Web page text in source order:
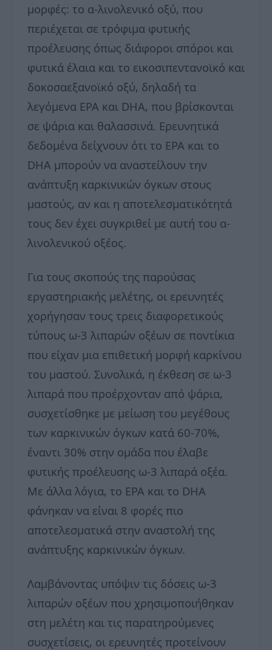
μορφές: το α-λινολενικό οξύ, που
περιέχεται σε τρόφιμα φυτικής
προέλευσης όπως διάφοροι σπόροι και
φυτικά έλαια και το εικοσιπεντανοϊκό και
δοκοσαεξανοϊκό οξύ, δηλαδή τα
λεγόμενα EPA και DHA, που βρίσκονται
σε ψάρια και θαλασσινά. Ερευνητικά
δεδομένα δείχνουν ότι το EPA και το
DHA μπορούν να αναστείλουν την
ανάπτυξη καρκινικών όγκων στους
μαστούς, αν και η αποτελεσματικότητά
τους δεν έχει συγκριθεί με αυτή του α-
λινολενικού οξέος.
Για τους σκοπούς της παρούσας
εργαστηριακής μελέτης, οι ερευνητές
χορήγησαν τους τρεις διαφορετικούς
τύπους ω-3 λιπαρών οξέων σε ποντίκια
που είχαν μια επιθετική μορφή καρκίνου
του μαστού. Συνολικά, η έκθεση σε ω-3
λιπαρά που προέρχονταν από ψάρια,
συσχετίσθηκε με μείωση του μεγέθους
των καρκινικών όγκων κατά 60-70%,
έναντι 30% στην ομάδα που έλαβε
φυτικής προέλευσης ω-3 λιπαρά οξέα.
Με άλλα λόγια, το EPA και το DHA
φάνηκαν να είναι 8 φορές πιο
αποτελεσματικά στην αναστολή της
ανάπτυξης καρκινικών όγκων.
Λαμβάνοντας υπόψιν τις δόσεις ω-3
λιπαρών οξέων που χρησιμοποιήθηκαν
στη μελέτη και τις παρατηρούμενες
συσχετίσεις, οι ερευνητές προτείνουν